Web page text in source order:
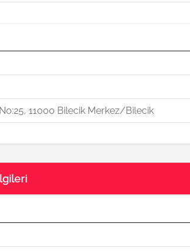
11000 Bilecik Merkez/Bilecik